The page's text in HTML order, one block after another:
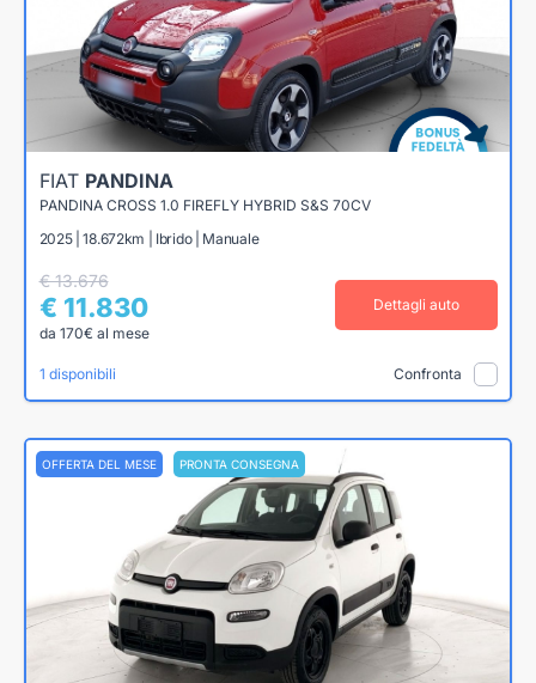
FIAT PANDINA
PANDINA CROSS 1.0 FIREFLY HYBRID S&S 70CV
2025 | 18.672km | Ibrido | Manuale
€ 13.676
€ 11.830
da 170€ al mese
Dettagli auto
1 disponibili Confronta
OFFERTA DEL MESE PRONTA CONSEGNA